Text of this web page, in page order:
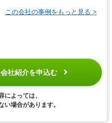
この会社の事例をもっと見る >
社紹介を申込む
よっては、
い場合があります。